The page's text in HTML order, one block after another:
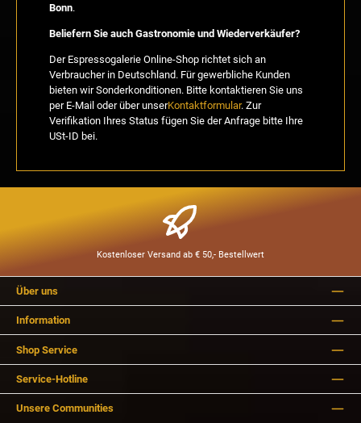
Bonn.
Beliefern Sie auch Gastronomie und Wiederverkäufer?
Der Espressogalerie Online-Shop richtet sich an
Verbraucher in Deutschland. Für gewerbliche Kunden
bieten wir Sonderkonditionen. Bitte kontaktieren Sie uns
per E-Mail oder über unserKontaktformular. Zur
Verifikation Ihres Status fügen Sie der Anfrage bitte Ihre
USt-ID bei.
Kostenloser Versand ab € 50,- Bestellwert
Über uns
Information
Shop Service
Service-Hotline
Unsere Communities